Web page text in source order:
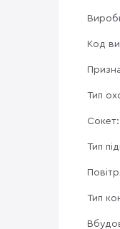
Код
Тип
Сокет:
Тип
Тип